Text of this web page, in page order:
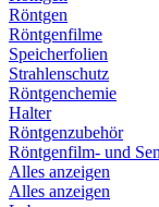
Röntgen
Röntgenfilme
Speicherfolien
Strahlenschutz
Röntgenchemie
Halter
Röntgenzubehör
Röntgenfilm- und
Alles anzeigen
Alles anzeigen